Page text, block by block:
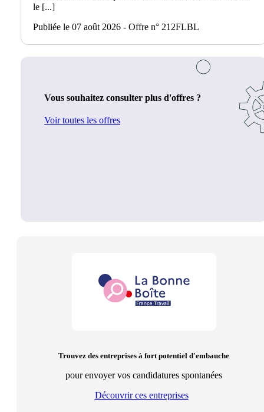
le [...]
Publiée le 07 août 2026 - Offre n° 212FLBL
Vous souhaitez consulter plus d'offres ?
Voir toutes les offres
Trouvez des entreprises à fort potentiel d'embauche
pour envoyer vos candidatures spontanées
Découvrir ces entreprises